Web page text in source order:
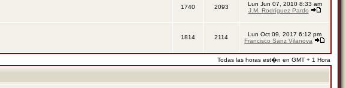
1740 2093
Lun Jun 07, 2010 8:33 am
J.M. Rodríguez Pardo
1814 2114
Lun Oct 09, 2017 6:12 pm
Francisco Sanz Vilanova
Todas las horas est�n en GMT + 1 Hora